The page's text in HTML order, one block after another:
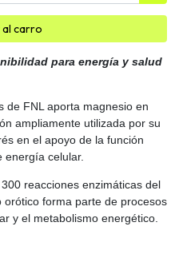
carro
para energía y salud
de FNL aporta magnesio en
ampliamente utilizada por su
en el apoyo de la función
energía celular.
reacciones enzimáticas del
forma parte de procesos
y el metabolismo energético.